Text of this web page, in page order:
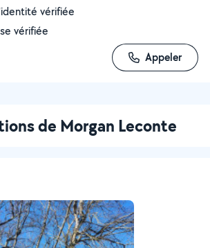
vérifiée
vérifiée
Appeler
de Morgan Leconte